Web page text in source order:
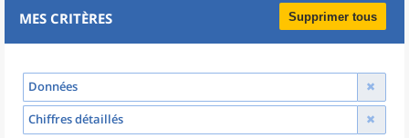
MES CRITÈRES Supprimer tous
Données
Chiffres détaillés